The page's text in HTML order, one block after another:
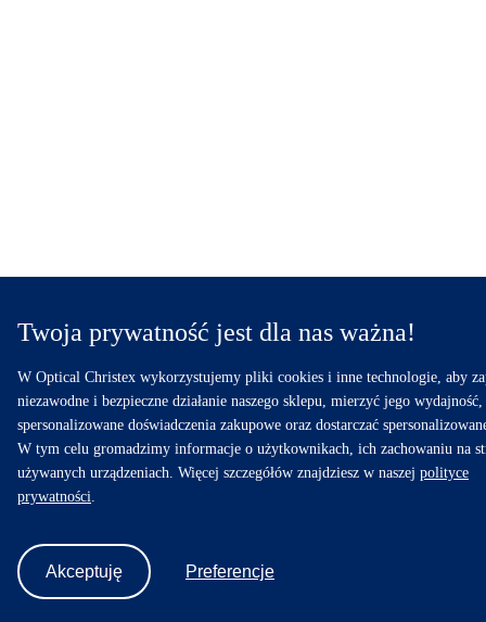
Twoja prywatność jest dla nas ważna!
W Optical Christex wykorzystujemy pliki cookies i inne technologie, aby
niezawodne i bezpieczne działanie naszego sklepu, mierzyć jego
spersonalizowane doświadczenia zakupowe oraz dostarczać
W tym celu gromadzimy informacje o użytkownikach, ich zachowaniu na
używanych urządzeniach. Więcej szczegółów znajdziesz w naszej polityce
prywatności.
Akceptuję Preferencje